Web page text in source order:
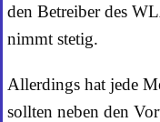
den Betreiber des
nimmt stetig.
Allerdings hat jede
sollten neben den